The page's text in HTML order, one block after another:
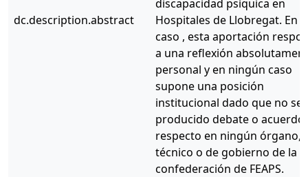
dc.description.abstract
discapacidad psíquica en
Hospitales de Llobregat. En
caso , esta aportación
a una reflexión
personal y en ningún caso
supone una posición
institucional dado que no se
producido debate o acuerdo
respecto en ningún órgano,
técnico o de gobierno de la
confederación de FEAPS.